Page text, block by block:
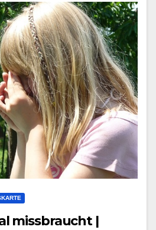
missbraucht |